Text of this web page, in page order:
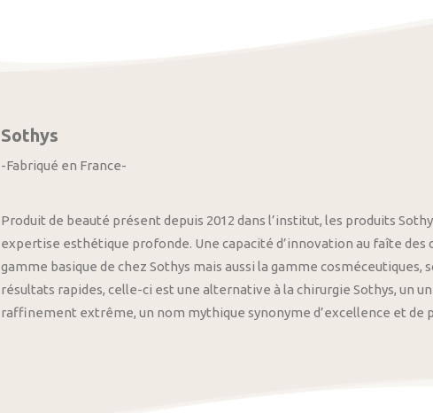
Sothys
-Fabriqué en France-
Produit de beauté présent depuis 2012 dans l’institut, les produits
expertise esthétique profonde. Une capacité d’innovation au faîte
gamme basique de chez Sothys mais aussi la gamme
résultats rapides, celle-ci est une alternative à la chirurgie Sothys, un
raffinement extrême, un nom mythique synonyme d’excellence et de